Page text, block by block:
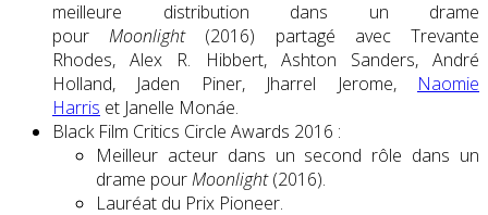
meilleure distribution dans un drame
pourMoonlight(2016) partagé avec Trevante
Rhodes, Alex R. Hibbert, Ashton Sanders, André
Holland, Jaden Piner, Jharrel Jerome, Naomie
Harris et Janelle Monáe.
Black Film Critics Circle Awards 2016 :
Meilleur acteur dans un second rôle dans un
drame pourMoonlight(2016).
Lauréat du Prix Pioneer.